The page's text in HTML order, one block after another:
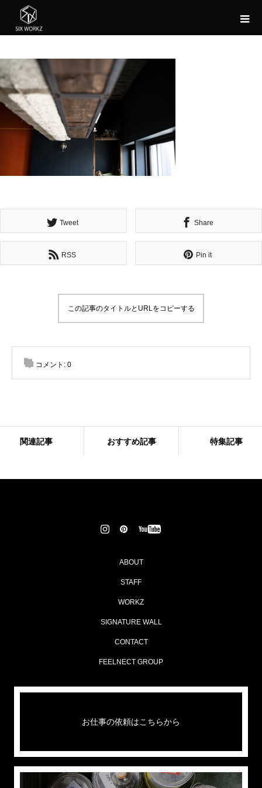
Tweet Share
RSS Pin it
この記事のタイトルとURLをコピーする
コメント: 0
関連記事 おすすめ記事 特集記事
ABOUT
STAFF
WORKZ
SIGNATURE WALL
CONTACT
FEELNECT GROUP
お仕事の依頼はこちらから